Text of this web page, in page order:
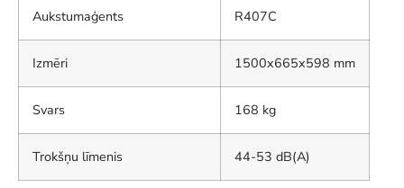
Aukstumaģents R407C
Izmēri 1500x665x598 mm
Svars 168 kg
Trokšņu līmenis 44-53 dB(A)